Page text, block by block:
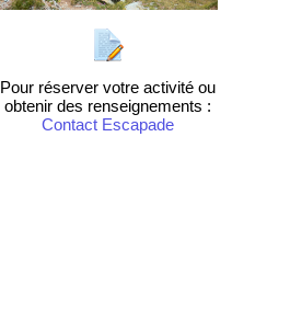
Pour réserver votre activité ou
obtenir des renseignements :
Contact Escapade